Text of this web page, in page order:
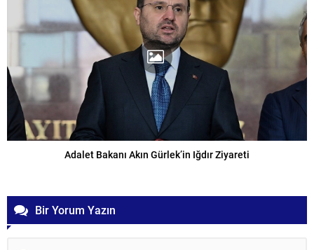
Adalet Bakanı Akın Gürlek’in Iğdır Ziyareti
Bir Yorum Yazın